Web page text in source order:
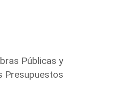
Públicas y
Presupuestos